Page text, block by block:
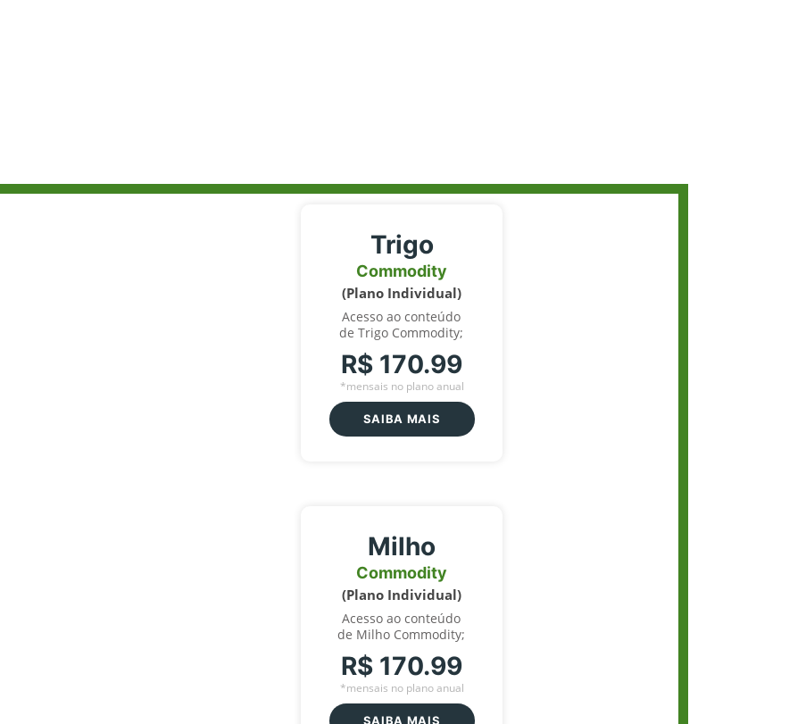
Trigo
Commodity
(Plano Individual)
Acesso ao conteúdo
de Trigo Commodity;
R$ 170.99
*mensais no plano anual
SAIBA MAIS
Milho
Commodity
(Plano Individual)
Acesso ao conteúdo
de Milho Commodity;
R$ 170.99
*mensais no plano anual
SAIBA MAIS